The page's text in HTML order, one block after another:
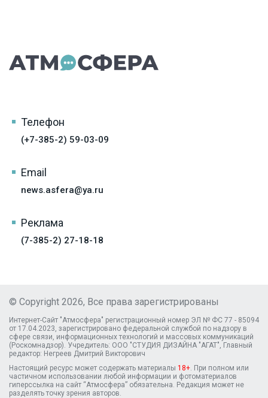
Телефон
(+7-385-2) 59-03-09
Email
news.asfera@ya.ru
Реклама
(7-385-2) 27-18-18
© Copyright 2026, Все права зарегистрированы
Интернет-Сайт "Атмосфера" регистрационный номер ЭЛ № ФС 77 - 85094
от 17.04.2023, зарегистрировано федеральной службой по надзору в
сфере связи, информационных технологий и массовых коммуникаций
(Роскомнадзор). Учредитель: ООО "СТУДИЯ ДИЗАЙНА "АГАТ", Главный
редактор: Негреев Дмитрий Викторович
Настоящий ресурс может содержать материалы 18+ . При полном или
частичном использовании любой информации и фотоматериалов
гиперссылка на сайт “Атмосфера” обязательна. Редакция может не
разделять точку зрения авторов.